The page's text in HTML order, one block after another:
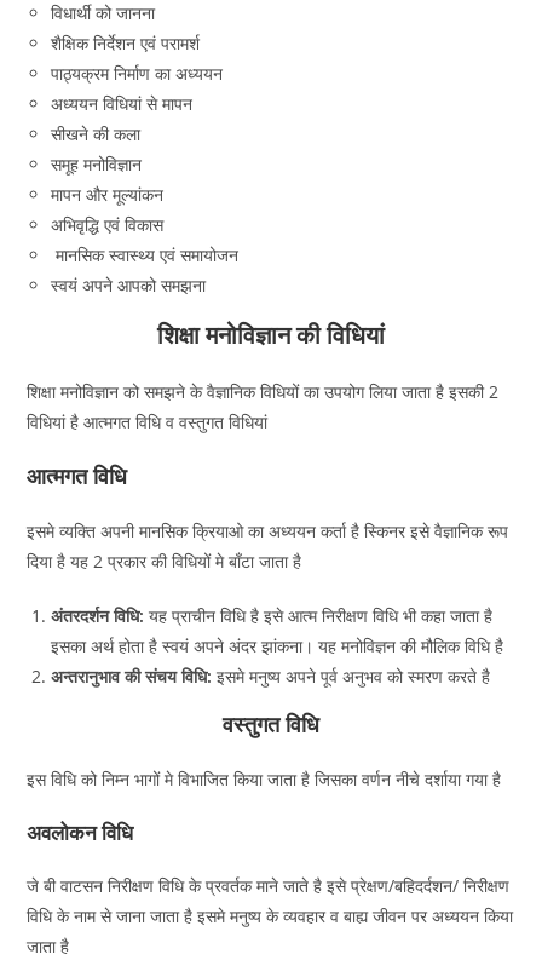
विधार्थी को जानना
शैक्षिक निर्देशन एवं परामर्श
पाठ्यक्रम निर्माण का अध्ययन
अध्ययन विधियां से मापन
सीखने की कला
समूह मनोविज्ञान
मापन और मूल्यांकन
अभिवृद्धि एवं विकास
मानसिक स्वास्थ्य एवं समायोजन
स्वयं अपने आपको समझना
शिक्षा मनोविज्ञान की विधियां
शिक्षा मनोविज्ञान को समझने के वैज्ञानिक विधियों का उपयोग लिया जाता है इसकी 2
विधियां है आत्मगत विधि व वस्तुगत विधियां
आत्मगत विधि
इसमे व्यक्ति अपनी मानसिक क्रियाओ का अध्ययन कर्ता है स्किनर इसे वैज्ञानिक रूप
दिया है यह 2 प्रकार की विधियों मे बाँटा जाता है
अंतरदर्शन विधि: यह प्राचीन विधि है इसे आत्म निरीक्षण विधि भी कहा जाता है
इसका अर्थ होता है स्वयं अपने अंदर झांकना। यह मनोविज्ञन की मौलिक विधि है
अन्तरानुभाव की संचय विधि:इसमे मनुष्य अपने पूर्व अनुभव को स्मरण करते है
वस्तुगत विधि
इस विधि को निम्न भागों मे विभाजित किया जाता है जिसका वर्णन नीचे दर्शाया गया है
अवलोकन विधि
जे बी वाटसन निरीक्षण विधि के प्रवर्तक माने जाते है इसे प्रेक्षण/बहिदर्दशन/ निरीक्षण
विधि के नाम से जाना जाता है इसमे मनुष्य के व्यवहार व बाह्य जीवन पर अध्ययन किया
जाता है